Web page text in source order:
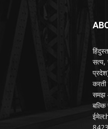
सत्य,
करती
समझ
बल्कि